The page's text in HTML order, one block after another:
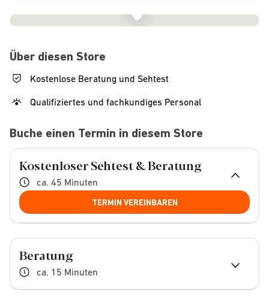
Über diesen Store
Kostenlose Beratung und Sehtest
Qualifiziertes und fachkundiges Personal
Buche einen Termin in diesem Store
Kostenloser Sehtest & Beratung
ca. 45 Minuten
TERMIN VEREINBAREN
Beratung
ca. 15 Minuten